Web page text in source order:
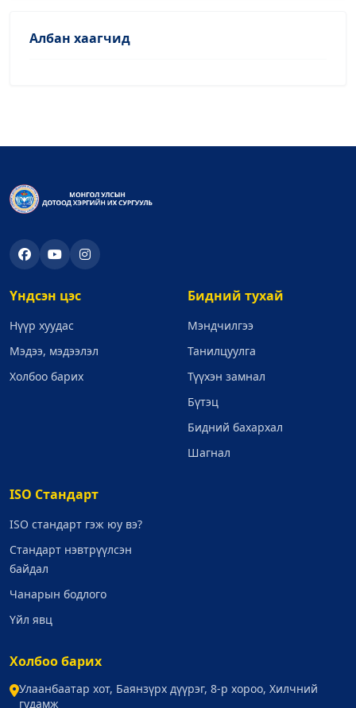
Албан хаагчид
Үндсэн цэс
Нүүр хуудас
Мэдээ, мэдээлэл
Холбоо барих
Бидний тухай
Мэндчилгээ
Танилцуулга
Түүхэн замнал
Бүтэц
Бидний бахархал
Шагнал
ISO Стандарт
ISO стандарт гэж юу вэ?
Стандарт нэвтрүүлсэн
байдал
Чанарын бодлого
Үйл явц
Холбоо барих
Улаанбаатар хот, Баянзүрх дүүрэг, 8-р хороо, Хилчний
гудамж